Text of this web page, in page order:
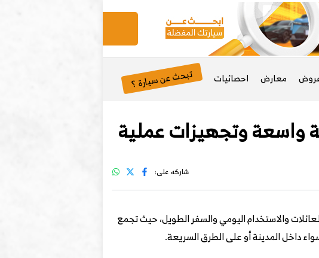
معارض احصائيات تبحث عن سيارة ؟
شاركه على:
والاستخدام اليومي والسفر الطويل، حيث تجمع
داخل المدينة أو على الطرق السريعة.